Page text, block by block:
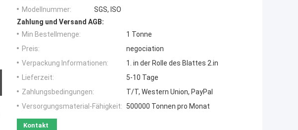
Modellnummer:
SGS, ISO
Zahlung und Versand AGB:
Min Bestellmenge:
1 Tonne
Preis:
negociation
Verpackung Informationen:
1. in der Rolle des Blattes 2.in
Lieferzeit:
5-10 Tage
Zahlungsbedingungen:
T/T, Western Union, PayPal
Versorgungsmaterial-Fähigkeit:
500000 Tonnen pro Monat
Kontakt